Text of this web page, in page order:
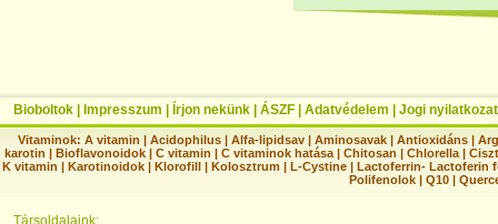
Bioboltok Impresszum Írjon nekünk ÁSZF Adatvédelem Jogi nyilatkozat
Vitaminok: A vitamin |Acidophilus |Alfa-lipidsav |Aminosavak |Antioxidáns |
karotin | Bioflavonoidok | C vitamin | C vitaminok hatása | Chitosan | Chlorella |
K vitamin | Karotinoidok | Klorofill | Kolosztrum | L-Cystine | Lactoferrin- Lactoferin
Polifenolok |Q10 |
Társoldalaink: